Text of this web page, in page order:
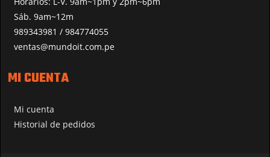
Sáb. 9am~12m
989343981 / 984774055
ventas@mundoit.com.pe
MI CUENTA
Mi cuenta
Historial de pedidos